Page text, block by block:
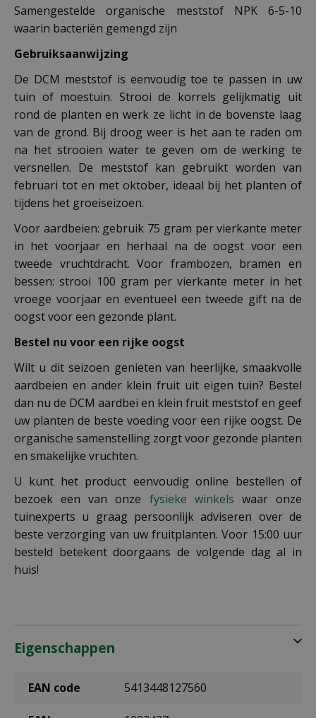
Samengestelde organische meststof NPK 6-5-10
waarin bacteriën gemengd zijn
Gebruiksaanwijzing
De DCM meststof is eenvoudig toe te passen in uw
tuin of moestuin. Strooi de korrels gelijkmatig uit
rond de planten en werk ze licht in de bovenste laag
van de grond. Bij droog weer is het aan te raden om
na het strooien water te geven om de werking te
versnellen. De meststof kan gebruikt worden van
februari tot en met oktober, ideaal bij het planten of
tijdens het groeiseizoen.
Voor aardbeien: gebruik 75 gram per vierkante meter
in het voorjaar en herhaal na de oogst voor een
tweede vruchtdracht. Voor frambozen, bramen en
bessen: strooi 100 gram per vierkante meter in het
vroege voorjaar en eventueel een tweede gift na de
oogst voor een gezonde plant.
Bestel nu voor een rijke oogst
Wilt u dit seizoen genieten van heerlijke, smaakvolle
aardbeien en ander klein fruit uit eigen tuin? Bestel
dan nu de DCM aardbei en klein fruit meststof en geef
uw planten de beste voeding voor een rijke oogst. De
organische samenstelling zorgt voor gezonde planten
en smakelijke vruchten.
U kunt het product eenvoudig online bestellen of
bezoek een van onze fysieke winkels waar onze
tuinexperts u graag persoonlijk adviseren over de
beste verzorging van uw fruitplanten. Voor 15:00 uur
besteld betekent doorgaans de volgende dag al in
huis!
Eigenschappen
EAN code 5413448127560